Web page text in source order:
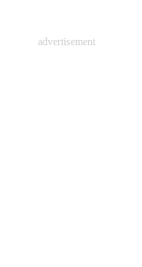
advertisement